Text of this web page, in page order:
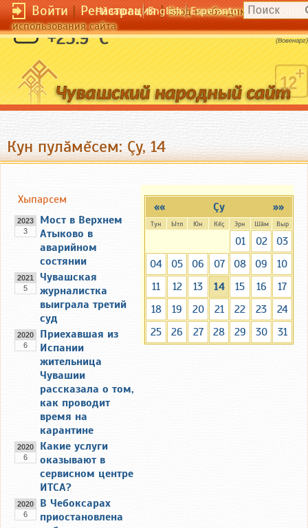
Войти|Регистрация|Вход необходим для
использования сайта
Чӑвашла English Esperanto
+23.9 °C Ум не заменяет знаний.
(Вовенарг)
Кун пулăмĕсем: Çу, 14
»»
«« Çу
Тун Ытл Юн Кĕç Эрн Шăм Выр
01 02
03
04
05 06 07 08 09
10
11
12 13 14 15 16
17
18
19 20 21 22 23
24
25
26 27 28 29 30 31
Хыпарсем
2023
3
Мост в Верхнем
Атыково в
аварийном
состянии
2021
5
Чувашская
журналистка
выиграла третий
суд
2020
6
Приехавшая из
Испании
жительница
Чувашии
рассказала о том,
как проводит
время на
карантине
2020
6
Какие услуги
оказывают в
сервисном центре
ИТСА?
2020
6
В Чебоксарах
приостановлена